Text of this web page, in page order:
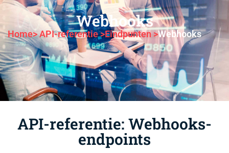
Webhooks
Home> API-referentie >Eindpunten >Webhooks
API-referentie: Webhooks-
endpoints